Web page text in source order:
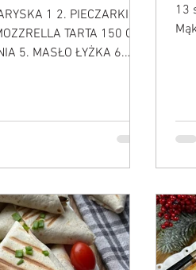
1 2. PIECZARKI
TARTA 150 G 4.
5. MASŁO ŁYŻKA 6.
13